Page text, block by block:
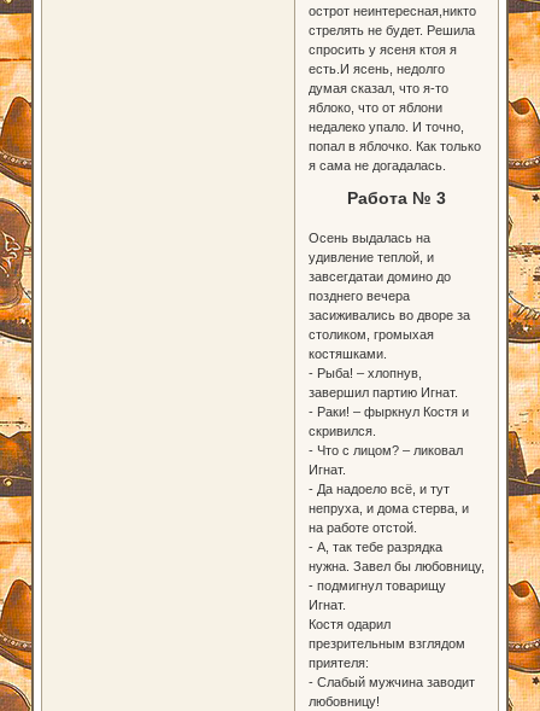
острот неинтересная,никто
стрелять не будет. Решила
спросить у ясеня ктоя я
есть.И ясень, недолго
думая сказал, что я-то
яблоко, что от яблони
недалеко упало. И точно,
попал в яблочко. Как только
я сама не догадалась.
Работа № 3
Осень выдалась на
удивление теплой, и
завсегдатаи домино до
позднего вечера
засиживались во дворе за
столиком, громыхая
костяшками.
- Рыба! – хлопнув,
завершил партию Игнат.
- Раки! – фыркнул Костя и
скривился.
- Что с лицом? – ликовал
Игнат.
- Да надоело всё, и тут
непруха, и дома стерва, и
на работе отстой.
- А, так тебе разрядка
нужна. Завел бы любовницу,
- подмигнул товарищу
Игнат.
Костя одарил
презрительным взглядом
приятеля:
- Слабый мужчина заводит
любовницу!